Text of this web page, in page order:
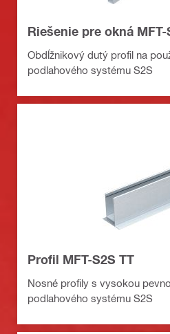
Riešenie pre okná MFT-
Obdĺžnikový dutý profil na
podlahového systému S2S
Profil MFT-S2S TT
Nosné profily s vysokou
podlahového systému S2S